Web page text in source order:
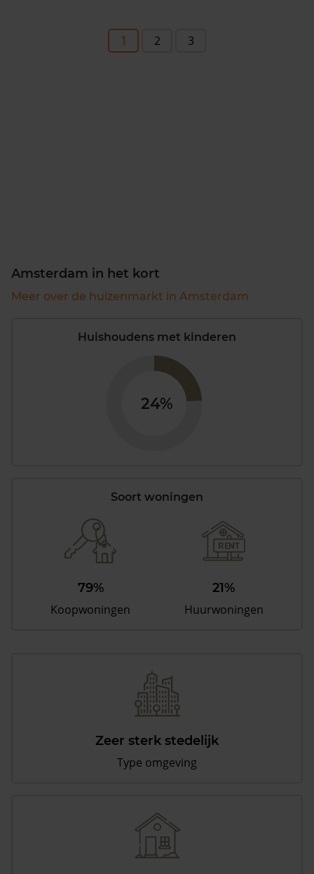
1 2 3
Amsterdam in het kort
Meer over de huizenmarkt in Amsterdam
Huishoudens met kinderen
24%
Soort woningen
79%
Koopwoningen
21%
Huurwoningen
Zeer sterk stedelijk
Type omgeving